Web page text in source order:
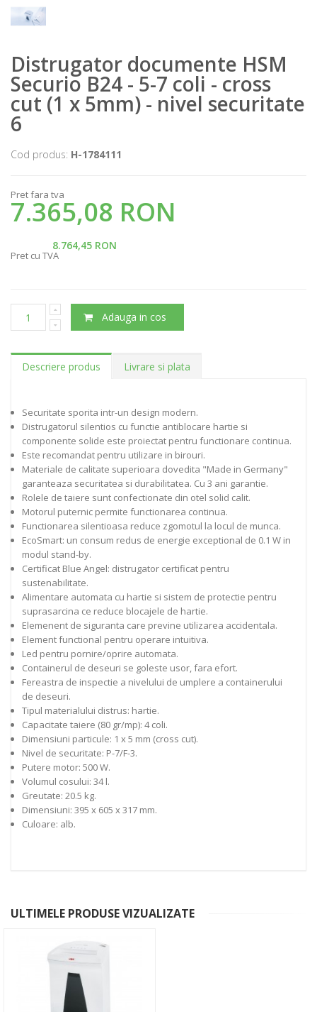
Distrugator documente HSM
Securio B24 - 5-7 coli - cross
cut (1 x 5mm) - nivel securitate
6
Cod produs: H-1784111
Pret fara tva
7.365,08 RON
8.764,45 RON
Pret cu TVA
Adauga in cos
Descriere produs Livrare si plata
Securitate sporita intr-un design modern.
Distrugatorul silentios cu functie antiblocare hartie si
componente solide este proiectat pentru functionare continua.
Este recomandat pentru utilizare in birouri.
Materiale de calitate superioara dovedita "Made in Germany"
garanteaza securitatea si durabilitatea. Cu 3 ani garantie.
Rolele de taiere sunt confectionate din otel solid calit.
Motorul puternic permite functionarea continua.
Functionarea silentioasa reduce zgomotul la locul de munca.
EcoSmart: un consum redus de energie exceptional de 0.1 W in
modul stand-by.
Certificat Blue Angel: distrugator certificat pentru
sustenabilitate.
Alimentare automata cu hartie si sistem de protectie pentru
suprasarcina ce reduce blocajele de hartie.
Elemenent de siguranta care previne utilizarea accidentala.
Element functional pentru operare intuitiva.
Led pentru pornire/oprire automata.
Containerul de deseuri se goleste usor, fara efort.
Fereastra de inspectie a nivelului de umplere a containerului
de deseuri.
Tipul materialului distrus: hartie.
Capacitate taiere (80 gr/mp): 4 coli.
Dimensiuni particule: 1 x 5 mm (cross cut).
Nivel de securitate: P-7/F-3.
Putere motor: 500 W.
Volumul cosului: 34 l.
Greutate: 20.5 kg.
Dimensiuni: 395 x 605 x 317 mm.
Culoare: alb.
ULTIMELE PRODUSE VIZUALIZATE